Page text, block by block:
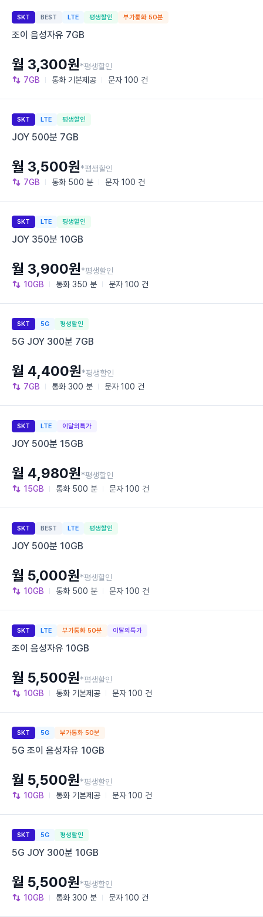
SKT BEST LTE 평생할인 부가통화 50분
조이 음성자유 7GB
7GB 통화 기본제공 문자 100 건
월 3,300원*평생할인
SKT LTE 평생할인
JOY 500분 7GB
7GB 통화 500 분 문자 100 건
월 3,500원*평생할인
SKT LTE 평생할인
JOY 350분 10GB
10GB 통화 350 분 문자 100 건
월 3,900원*평생할인
SKT 5G 평생할인
5G JOY 300분 7GB
7GB 통화 300 분 문자 100 건
월 4,400원*평생할인
SKT LTE 이달의특가
JOY 500분 15GB
15GB 통화 500 분 문자 100 건
월 4,980원*평생할인
SKT BEST LTE 평생할인
JOY 500분 10GB
10GB 통화 500 분 문자 100 건
월 5,000원*평생할인
SKT LTE 부가통화 50분 이달의특가
조이 음성자유 10GB
10GB 통화 기본제공 문자 100 건
월 5,500원*평생할인
SKT 5G 부가통화 50분
5G 조이 음성자유 10GB
10GB 통화 기본제공 문자 100 건
월 5,500원*평생할인
SKT 5G 평생할인
5G JOY 300분 10GB
10GB 통화 300 분 문자 100 건
월 5,500원*평생할인